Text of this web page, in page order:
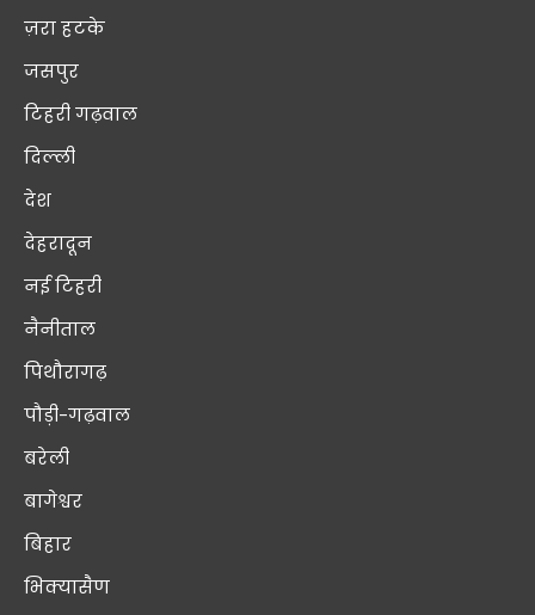
ज़रा हटके
जसपुर
टिहरी गढ़वाल
दिल्ली
देश
देहरादून
नई टिहरी
नैनीताल
पिथौरागढ़
पौड़ी-गढ़वाल
बरेली
बागेश्वर
बिहार
भिक्यासैण